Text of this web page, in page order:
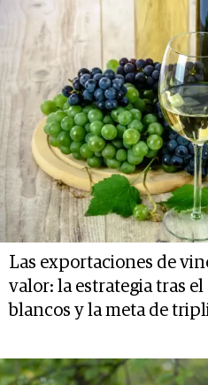
Las exportaciones de
valor: la estrategia tras el
blancos y la meta de